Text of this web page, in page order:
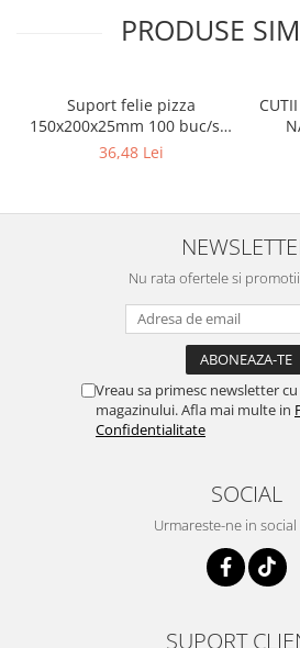
PRODUSE
Suport felie pizza
150x200x25mm 100 buc/set
Natur
36,48 Lei
Nu rata ofertele si
Vreau sa primesc newsletter
magazinului. Afla mai multe in
Confidentialitate
SOCIAL
Urmareste-ne in
SUPORT